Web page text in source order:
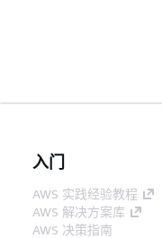
入门
AWS 实践经验教程
AWS 解决方案库
AWS 决策指南